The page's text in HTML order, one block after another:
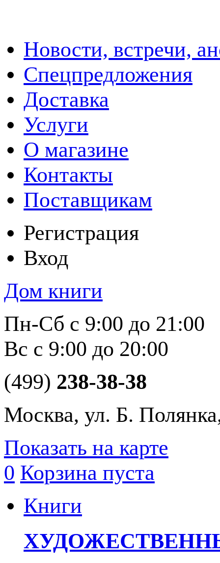
Новости, встречи,
Спецпредложения
Доставка
Услуги
О магазине
Контакты
Поставщикам
Регистрация
Вход
Дом книги
Пн-Сб с 9:00 до 21:00
Вс с 9:00 до 20:00
(499) 238-38-38
Москва, ул. Б.
Показать на карте
0 Корзина пуста
Книги